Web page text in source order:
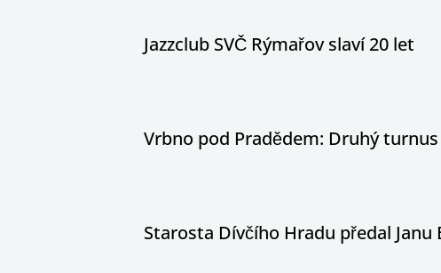
Jazzclub SVČ Rýmařov slaví 20 let
Vrbno pod Pradědem: Druhý
Starosta Dívčího Hradu předal